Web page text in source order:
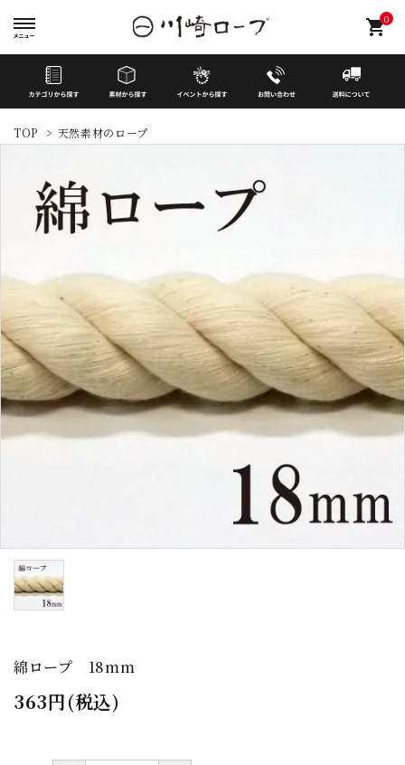
0
shopping_cart
search
イベントから探す
カテゴリーから探す
素材から探す
お問い合わせ
よくあるご質問
プライバシーポリシー
特定商取引法について
TOP > 天然素材のロープ
綿ロープ 18mm
363円(税込)